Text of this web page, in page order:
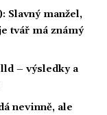
Slavný manžel,
tvář má známý
– výsledky a
nevinně, ale